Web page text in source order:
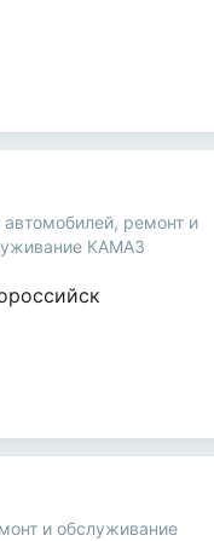
, ремонт и
КАМАЗ
и обслуживание